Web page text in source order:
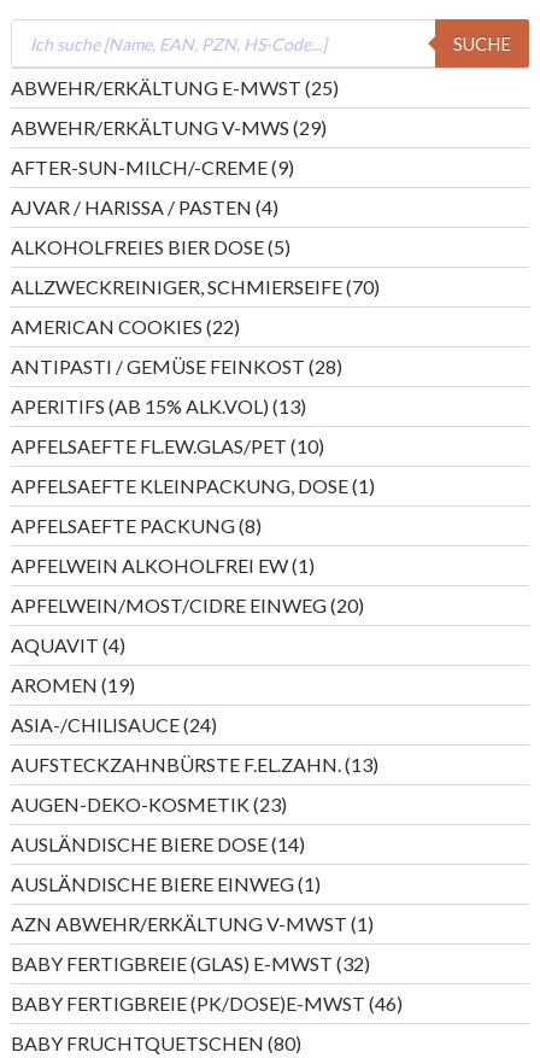
Products
search
SUCHE
ABWEHR/ERKÄLTUNG E-MWST 2525
Produkte
ABWEHR/ERKÄLTUNG V-MWS 2929
Produkte
AFTER-SUN-MILCH/-CREME 99
Produkte
AJVAR / HARISSA / PASTEN 44
Produkte
ALKOHOLFREIES BIER DOSE 55
Produkte
ALLZWECKREINIGER, SCHMIERSEIFE 7070
Produkte
AMERICAN COOKIES 2222
Produkte
ANTIPASTI / GEMÜSE FEINKOST 2828
Produkte
APERITIFS (AB 15% ALK.VOL) 1313
Produkte
APFELSAEFTE FL.EW.GLAS/PET 1010
Produkte
APFELSAEFTE KLEINPACKUNG, DOSE 11
Produkt
APFELSAEFTE PACKUNG 88
Produkte
APFELWEIN ALKOHOLFREI EW 11
Produkt
APFELWEIN/MOST/CIDRE EINWEG 2020
Produkte
AQUAVIT 44
Produkte
AROMEN 1919
Produkte
ASIA-/CHILISAUCE 2424
Produkte
AUFSTECKZAHNBÜRSTE F.EL.ZAHN. 1313
Produkte
AUGEN-DEKO-KOSMETIK 2323
Produkte
AUSLÄNDISCHE BIERE DOSE 1414
Produkte
AUSLÄNDISCHE BIERE EINWEG 11
Produkt
AZN ABWEHR/ERKÄLTUNG V-MWST 11
Produkt
BABY FERTIGBREIE (GLAS) E-MWST 3232
Produkte
BABY FERTIGBREIE (PK/DOSE)E-MWST 4646
Produkte
BABY FRUCHTQUETSCHEN 8080